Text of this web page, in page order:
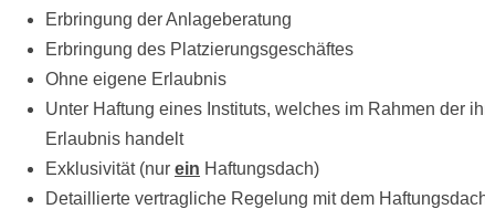
Erbringung der Anlageberatung
Erbringung des Platzierungsgeschäftes
Ohne eigene Erlaubnis
Unter Haftung eines Instituts, welches im Rahmen der
Erlaubnis handelt
Exklusivität (nur ein Haftungsdach)
Detaillierte vertragliche Regelung mit dem